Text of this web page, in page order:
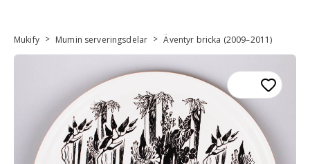
Mukify > Mumin serveringsdelar > Äventyr bricka (2009–2011)